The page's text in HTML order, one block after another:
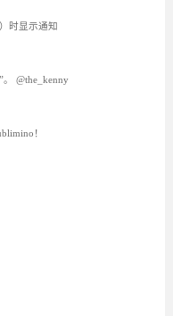
时显示通知
@the_kenny
！